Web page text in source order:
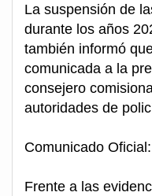
La suspensión de
durante los años
también informó
comunicada a la
consejero
autoridades de
Comunicado Oficial:
Frente a las